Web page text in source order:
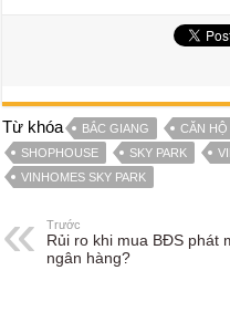
Từ khóa BẮC GIANG CĂN HỘ
SHOPHOUSE
SKY PARK
VINHOMES SKY PARK
Trước
Rủi ro khi mua BĐS phát
ngân hàng?